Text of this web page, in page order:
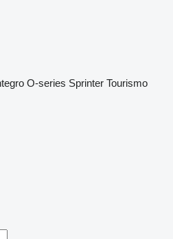
O-series Sprinter Tourismo